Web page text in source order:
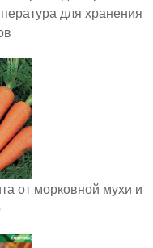
для хранения
от морковной мухи и